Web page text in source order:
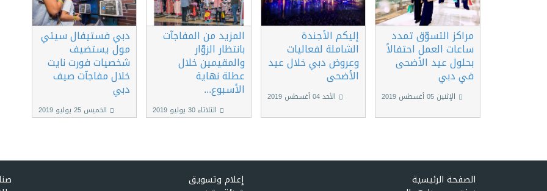
مراكز التسوّق تمدد
ساعات العمل احتفالاً
بحلول عيد الأضحى
في دبي
الإثنين 05 أغسطس 2019
إليكم الأجندة
الشاملة لفعاليات
وعروض دبي خلال عيد
الأضحى
الأحد 04 أغسطس 2019
المزيد من المفاجآت
بانتظار الزوّار
والمقيمين خلال
عطلة نهاية
الأسبوع...
الثلاثاء 30 يوليو 2019
دبي فستيفال سيتي
مول يستضيف
شخصيات فورت نايت
خلال مفاجآت صيف
دبي
الخميس 25 يوليو 2019
الصفحة الرئيسية
إعلام وتسويق